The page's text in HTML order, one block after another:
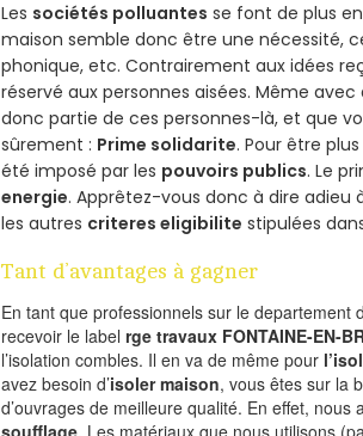
Les sociétés polluantes se font de plus
maison semble donc être une nécessité,
phonique, etc. Contrairement aux idées
réservé aux personnes aisées. Même avec
donc partie de ces personnes-là, et que
sûrement : Prime solidarite. Pour être
été imposé par les pouvoirs publics. Le
energie. Apprêtez-vous donc à dire adieu
les autres criteres eligibilite stipulées
Tant d’avantages à gagner
En tant que professionnels sur le departement
recevoir le labelrge travaux FONTAINE-EN-
l’isolation combles. Il en va de même pour
avez besoin d’isoler maison, vous êtes sur la
d’ouvrages de meilleure qualité. En effet,